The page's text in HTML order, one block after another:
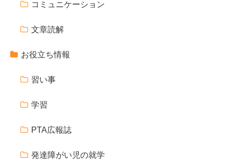
コミュニケーション
文章読解
お役立ち情報
習い事
学習
PTA広報誌
発達障がい児の就学